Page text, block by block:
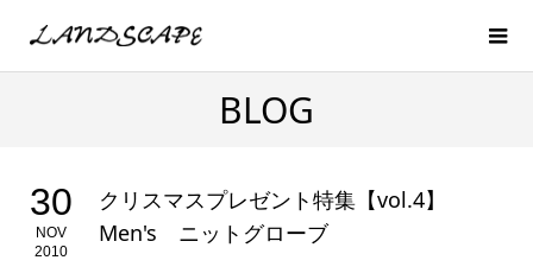
BLOG
30
NOV
2010
クリスマスプレゼント特集【vol.4】
Men's ニットグローブ